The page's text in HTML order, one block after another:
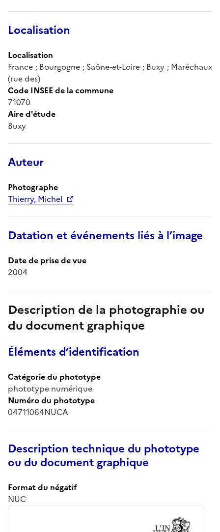
Localisation
Localisation
France ; Bourgogne ; Saône-et-Loire ; Buxy ; Maréchaux
(rue des)
Code INSEE de la commune
71070
Aire d'étude
Buxy
Auteur
Photographe
Thierry, Michel
Datation et événements liés à l’image
Date de prise de vue
2004
Description de la photographie ou
du document graphique
Éléments d’identification
Catégorie du phototype
phototype numérique
Numéro du phototype
04711064NUCA
Description technique du phototype
ou du document graphique
Format du négatif
NUC